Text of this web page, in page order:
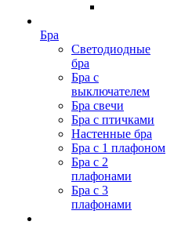
Бра
Светодиодные
бра
Бра с
выключателем
Бра свечи
Бра с птичками
Настенные бра
Бра с 1 плафоном
Бра с 2
плафонами
Бра с 3
плафонами